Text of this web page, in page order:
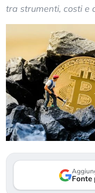
tra strumenti, costi e
Fonte